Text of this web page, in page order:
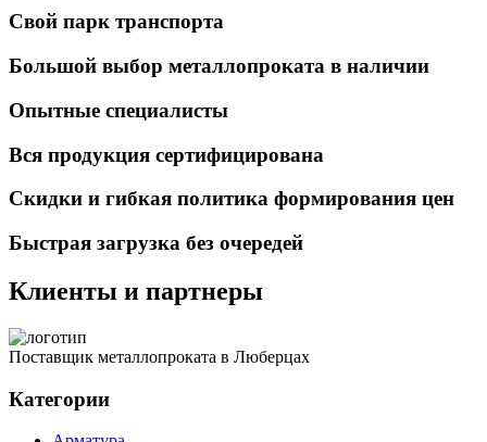
Свой парк транспорта
Большой выбор металлопроката в наличии
Опытные специалисты
Вся продукция сертифицирована
Скидки и гибкая политика формирования цен
Быстрая загрузка без очередей
Клиенты и партнеры
Поставщик металлопроката в Люберцах
Категории